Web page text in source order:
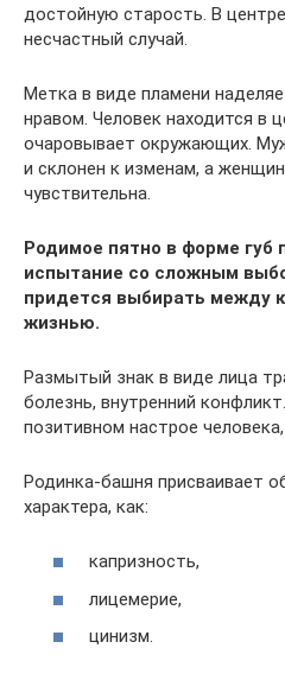
достойную старость. В
несчастный случай.
Метка в виде пламени
нравом. Человек находится в
очаровывает окружающих.
и склонен к изменам, а
чувствительна.
Родимое пятно в форме губ
испытание со сложным
придется выбирать между
жизнью.
Размытый знак в виде лица
болезнь, внутренний
позитивном настрое
Родинка-башня присваивает
характера, как:
капризность,
лицемерие,
цинизм.